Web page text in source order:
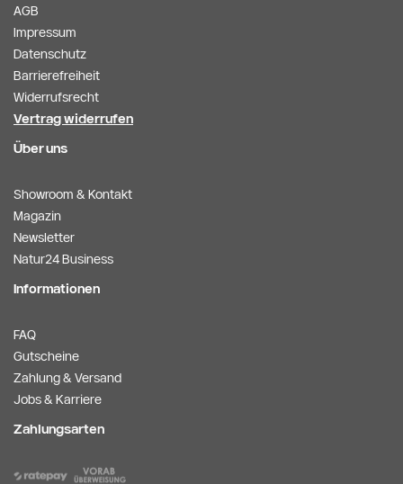
AGB
Impressum
Datenschutz
Barrierefreiheit
Widerrufsrecht
Vertrag widerrufen
Über uns
Showroom & Kontakt
Magazin
Newsletter
Natur24 Business
Informationen
FAQ
Gutscheine
Zahlung & Versand
Jobs & Karriere
Zahlungsarten